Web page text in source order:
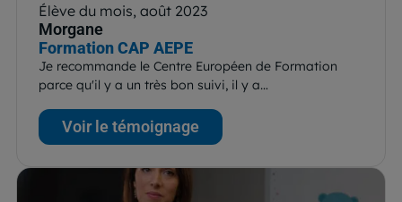
Élève du mois, août 2023
Morgane
Formation CAP AEPE
Je recommande le Centre Européen de Formation
parce qu'il y a un très bon suivi, il y a…
Voir le témoignage